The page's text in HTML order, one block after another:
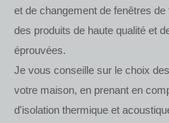
et de changement de fenêtres
des produits de haute qualité et
éprouvées.
Je vous conseille sur le choix
votre maison, en prenant en
d'isolation thermique et